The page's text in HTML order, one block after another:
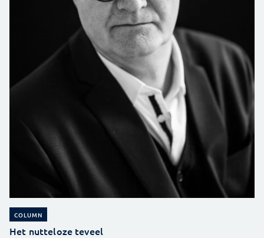
COLUMN
Het nutteloze teveel